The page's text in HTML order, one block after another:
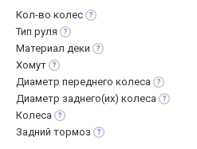
Кол-во колес
Тип руля
Материал деки
Хомут
Диаметр переднего колеса
Диаметр заднего(их) колеса
Колеса
Задний тормоз